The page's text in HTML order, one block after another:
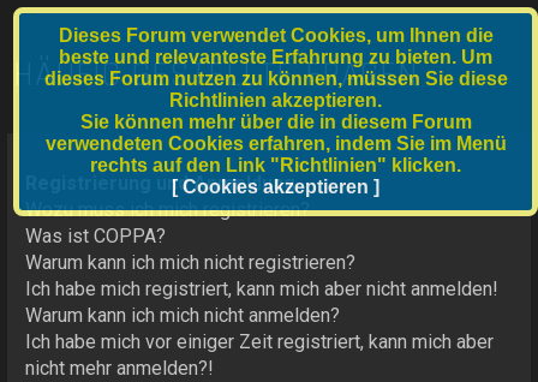
u
HÄUFIG GESTELLTE FRAGEN
Registrierung und Anmeldung
Wozu muss ich mich registrieren?
Was ist COPPA?
Warum kann ich mich nicht registrieren?
Ich habe mich registriert, kann mich aber nicht anmelden!
Warum kann ich mich nicht anmelden?
Ich habe mich vor einiger Zeit registriert, kann mich aber
nicht mehr anmelden?!
Dieses Forum verwendet Cookies, um Ihnen die
beste und relevanteste Erfahrung zu bieten. Um
dieses Forum nutzen zu können, müssen Sie diese
Richtlinien akzeptieren.
Sie können mehr über die in diesem Forum
verwendeten Cookies erfahren, indem Sie im Menü
rechts auf den Link "Richtlinien" klicken.
[ Cookies akzeptieren ]